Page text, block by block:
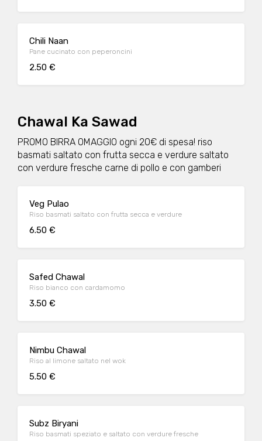
Chili Naan
Pane cucinato con peperoncini
2.50 €
Chawal Ka Sawad
PROMO BIRRA OMAGGIO ogni 20€ di spesa! riso
basmati saltato con frutta secca e verdure saltato
con verdure fresche carne di pollo e con gamberi
Veg Pulao
Riso basmati saltato con frutta secca e verdure
6.50 €
Safed Chawal
Riso bianco con cardamomo
3.50 €
Nimbu Chawal
Riso al limone saltato nel wok
5.50 €
Subz Biryani
Riso basmati speziato e saltato con verdure fresche